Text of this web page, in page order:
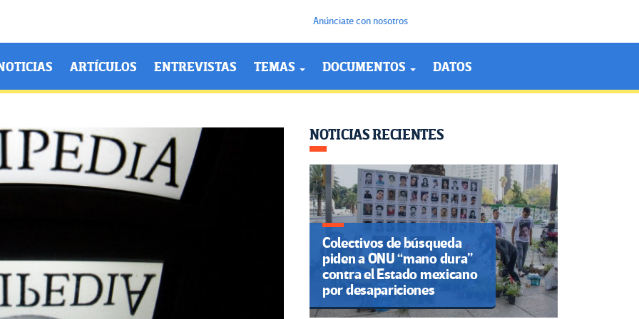
Anúnciate con nosotros
ARTÍCULOS ENTREVISTAS TEMAS DOCUMENTOS DATOS
NOTICIAS RECIENTES
Colectivos de búsqueda
piden a ONU “mano dura”
contra el Estado mexicano
por desapariciones